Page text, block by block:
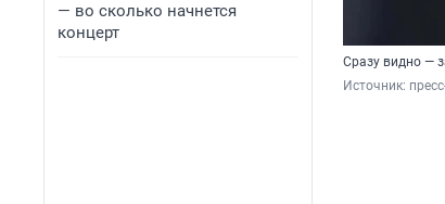
— во сколько начнется
концерт
Сразу видно —
Источник: